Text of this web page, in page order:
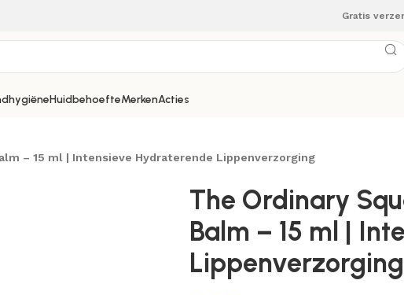
Gratis
HuidbehoefteMerkenActies
– 15 ml | Intensieve Hydraterende Lippenverzorging
The Ordinary
Balm – 15 ml |
Lippenverzorging